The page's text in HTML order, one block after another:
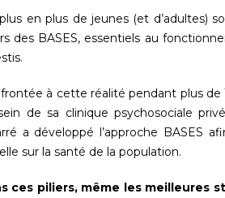
en plus de jeunes (et d’adultes)
des BASES, essentiels au
à cette réalité pendant plus de
de sa clinique psychosociale
a développé l’approche BASES
sur la santé de la population.
ces piliers, même les meilleures